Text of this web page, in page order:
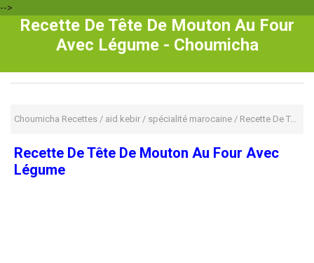
-->
Recette De Tête De Mouton Au Four
Avec Légume - Choumicha
Choumicha Recettes / aid kebir / spécialité marocaine / Recette De Tête De Mouton Au Four Avec Légume
Recette De Tête De Mouton Au Four Avec
Légume